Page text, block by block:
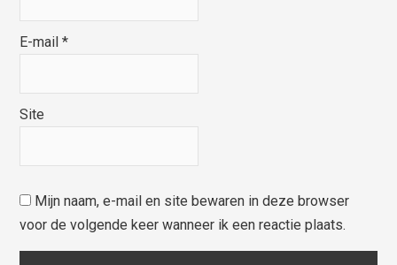
E-mail*
Site
Mijn naam, e-mail en site bewaren in deze browser
voor de volgende keer wanneer ik een reactie plaats.